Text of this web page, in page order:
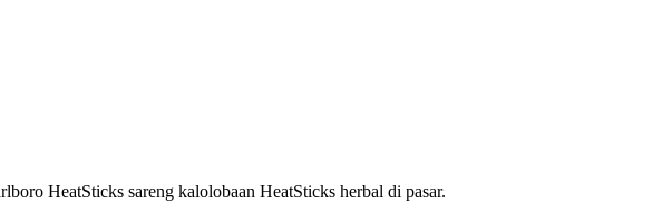
HeatSticks sareng kalolobaan HeatSticks herbal di pasar.